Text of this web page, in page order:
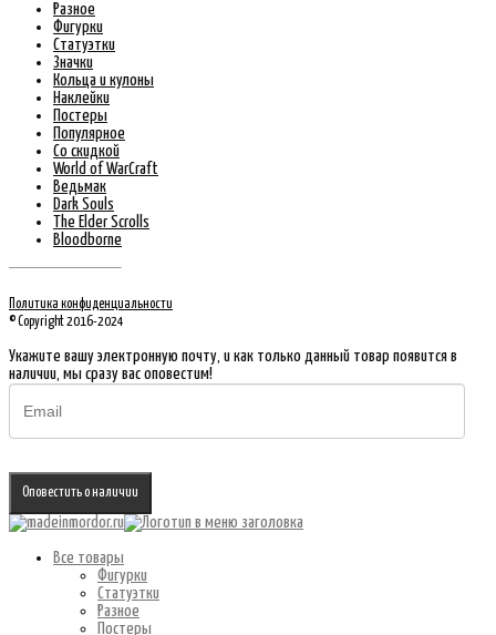
Разное
Фигурки
Статуэтки
Значки
Кольца и кулоны
Наклейки
Постеры
Популярное
Со скидкой
World of WarCraft
Ведьмак
Dark Souls
The Elder Scrolls
Bloodborne
Политика конфиденциальности
© Copyright 2016-2024
Укажите вашу электронную почту, и как только данный товар появится в
наличии, мы сразу вас оповестим!
Оповестить о наличии
Все товары
Фигурки
Статуэтки
Разное
Постеры